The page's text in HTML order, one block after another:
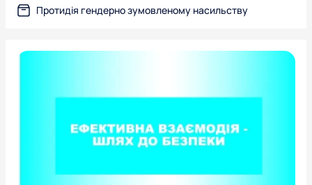
Протидія гендерно зумовленому насильству